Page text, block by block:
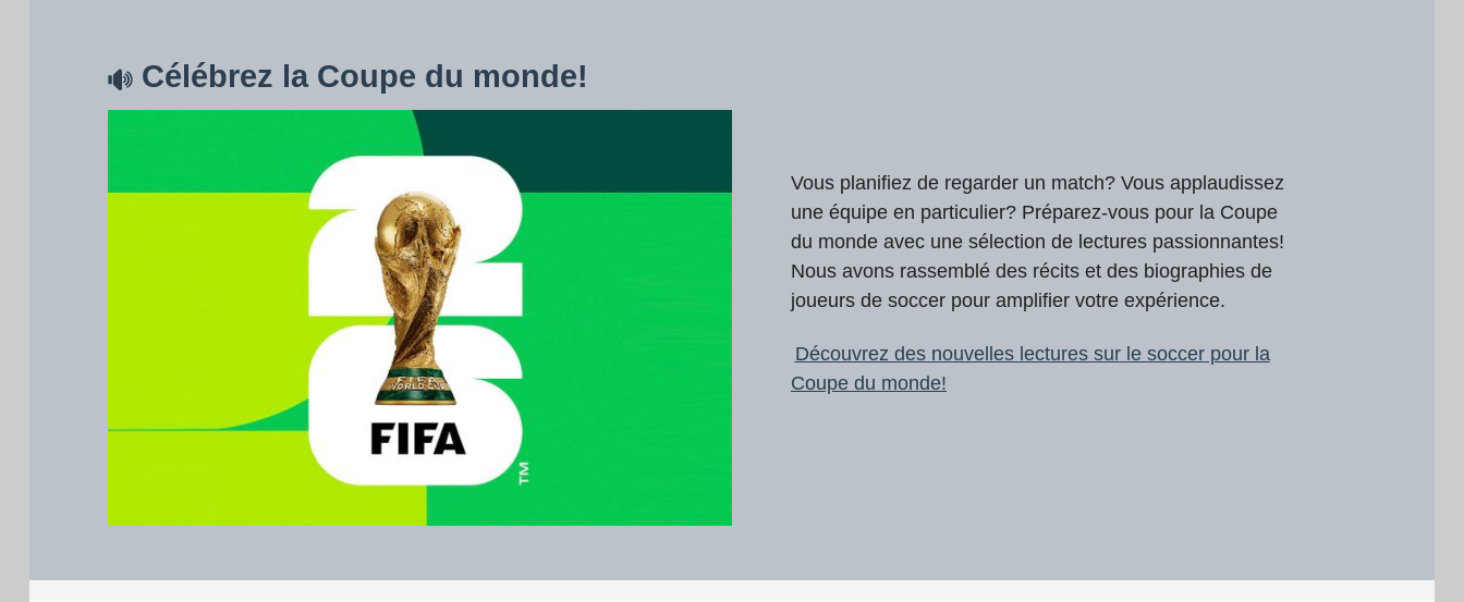
Célébrez la Coupe du monde!
Vous planifiez de regarder un match? Vous applaudissez
une équipe en particulier? Préparez-vous pour la Coupe
du monde avec une sélection de lectures passionnantes!
Nous avons rassemblé des récits et des biographies de
joueurs de soccer pour amplifier votre expérience.
Découvrez des nouvelles lectures sur le soccer pour la
Coupe du monde!